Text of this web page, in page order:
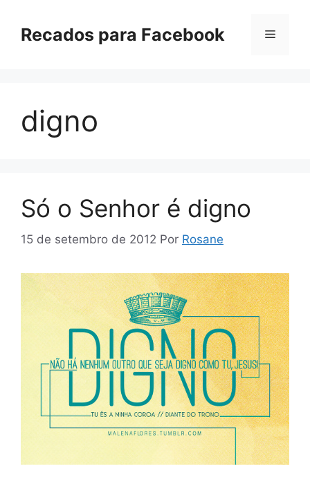
paraRecados para Facebook Menu
digno
Só o Senhor é digno
15 de setembro de 2012 Por Rosane